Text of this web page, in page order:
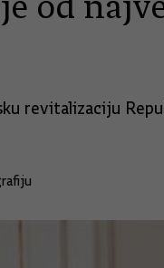
revitalizaciju